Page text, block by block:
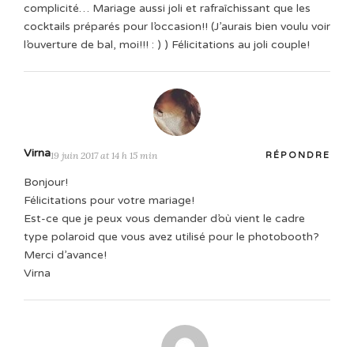
complicité… Mariage aussi joli et rafraîchissant que les
cocktails préparés pour l’occasion!! (J’aurais bien voulu voir
l’ouverture de bal, moi!!! : ) ) Félicitations au joli couple!
Virna19 juin 2017 at 14 h 15 min RÉPONDRE
Bonjour!
Félicitations pour votre mariage!
Est-ce que je peux vous demander d’où vient le cadre
type polaroid que vous avez utilisé pour le photobooth?
Merci d’avance!
Virna